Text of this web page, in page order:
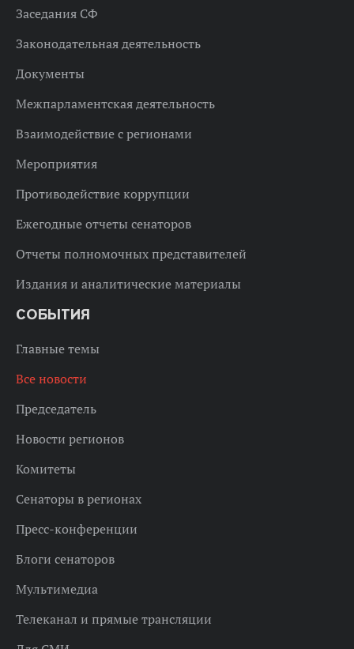
Заседания СФ
Законодательная деятельность
Документы
Межпарламентская деятельность
Взаимодействие с регионами
Мероприятия
Противодействие коррупции
Ежегодные отчеты сенаторов
Отчеты полномочных представителей
Издания и аналитические материалы
СОБЫТИЯ
Главные темы
Все новости
Председатель
Новости регионов
Комитеты
Сенаторы в регионах
Пресс-конференции
Блоги сенаторов
Мультимедиа
Телеканал и прямые трансляции